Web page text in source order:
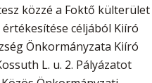
közzé a Foktő külterület
céljából Kiíró
Önkormányzata Kiíró
L. u. 2. Pályázatot